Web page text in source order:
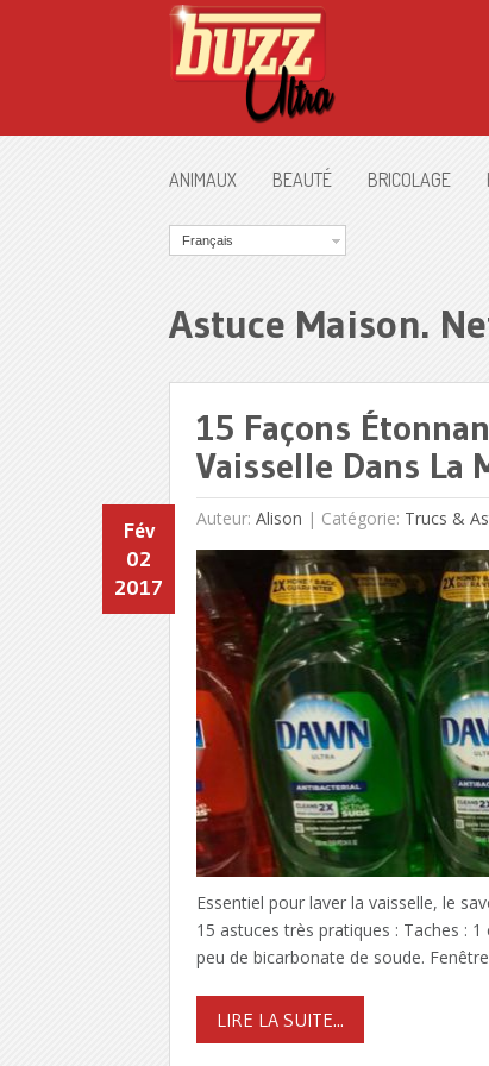
ANIMAUX BEAUTÉ BRICOLAGE
Français
Astuce Maison.
15 Façons
Vaisselle Dans La
Auteur: Alison |
Fév
02
2017
Catégorie: Trucs &
Essentiel pour laver la vaisselle, le
15 astuces très pratiques : Taches :
peu de bicarbonate de soude.
LIRE LA SUITE...